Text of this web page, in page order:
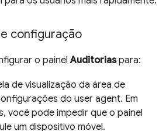
configuração
o painelAuditoriaspara:
de visualização da área de
do user agent. Em
você pode impedir que o painel
um dispositivo móvel.